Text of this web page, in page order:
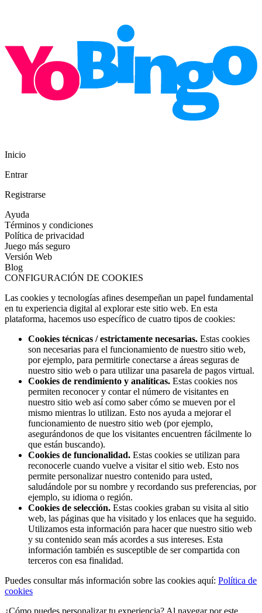
Inicio
Entrar
Registrarse
Ayuda
Términos y condiciones
Política de privacidad
Juego más seguro
Versión Web
Blog
CONFIGURACIÓN DE COOKIES
Las cookies y tecnologías afines desempeñan un papel fundamental
en tu experiencia digital al explorar este sitio web. En esta
plataforma, hacemos uso específico de cuatro tipos de cookies:
Cookies técnicas / estrictamente necesarias. Estas cookies
son necesarias para el funcionamiento de nuestro sitio web,
por ejemplo, para permitirle conectarse a áreas seguras de
nuestro sitio web o para utilizar una pasarela de pagos virtual.
Cookies de rendimiento y analíticas. Estas cookies nos
permiten reconocer y contar el número de visitantes en
nuestro sitio web así como saber cómo se mueven por el
mismo mientras lo utilizan. Esto nos ayuda a mejorar el
funcionamiento de nuestro sitio web (por ejemplo,
asegurándonos de que los visitantes encuentren fácilmente lo
que están buscando).
Cookies de funcionalidad. Estas cookies se utilizan para
reconocerle cuando vuelve a visitar el sitio web. Esto nos
permite personalizar nuestro contenido para usted,
saludándole por su nombre y recordando sus preferencias, por
ejemplo, su idioma o región.
Cookies de selección. Estas cookies graban su visita al sitio
web, las páginas que ha visitado y los enlaces que ha seguido.
Utilizamos esta información para hacer que nuestro sitio web
y su contenido sean más acordes a sus intereses. Esta
información también es susceptible de ser compartida con
terceros con esa finalidad.
Puedes consultar más información sobre las cookies aquí: Política de
cookies